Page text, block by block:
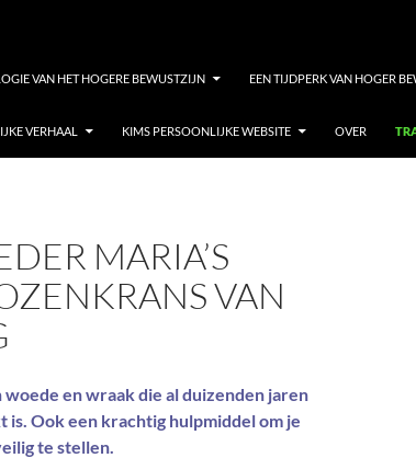
VAN HET HOGERE BEWUSTZIJN EEN TIJDPERK VAN HOGER
VERHAAL KIMS PERSOONLIJKE WEBSITE OVER
MARIA’S
VAN
en wraak die al duizenden jaren
Ook een krachtig hulpmiddel om je
te stellen.